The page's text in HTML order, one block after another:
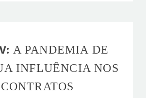
A PANDEMIA DE
INFLUÊNCIA NOS
CONTRATOS